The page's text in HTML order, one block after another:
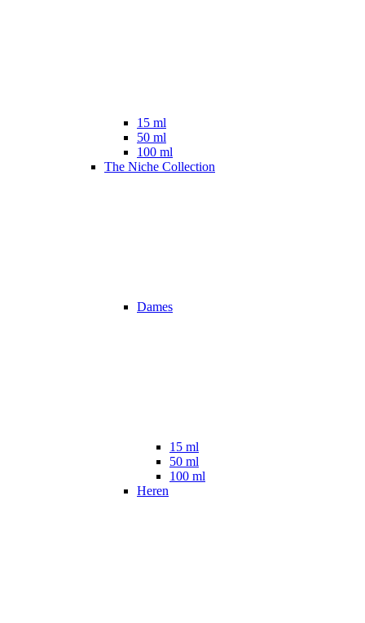
15 ml
50 ml
100 ml
The Niche Collection
Dames
15 ml
50 ml
100 ml
Heren